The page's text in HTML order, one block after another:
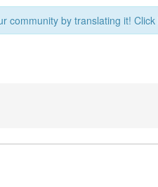
community by translating it! Click